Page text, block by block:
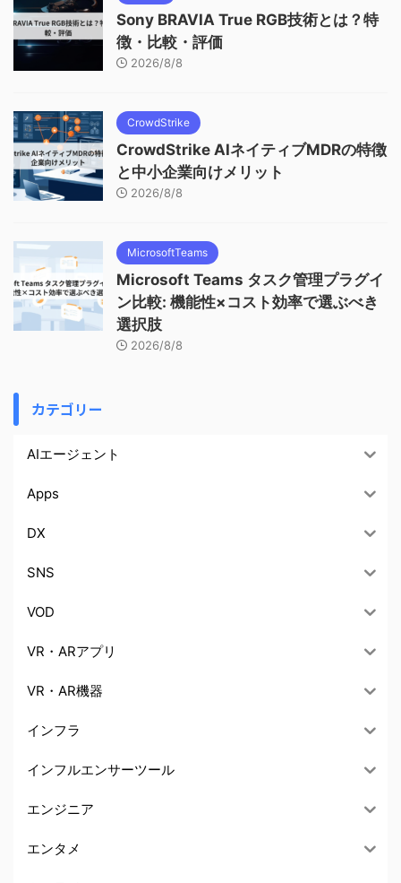
Sony BRAVIA True RGB技術とは？特
徴・比較・評価
2026/8/8
CrowdStrike
CrowdStrike AIネイティブMDRの特徴
と中小企業向けメリット
2026/8/8
MicrosoftTeams
Microsoft Teams タスク管理プラグイ
ン比較: 機能性×コスト効率で選ぶべき
選択肢
2026/8/8
カテゴリー
AIエージェント
Apps
DX
SNS
VOD
VR・ARアプリ
VR・AR機器
インフラ
インフルエンサーツール
エンジニア
エンタメ